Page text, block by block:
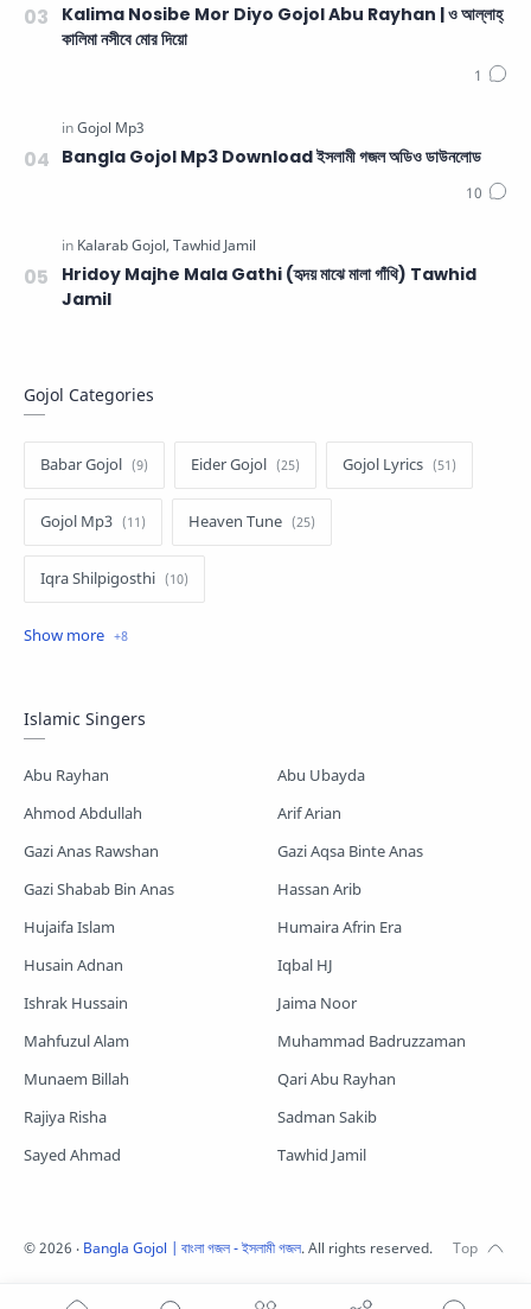
Kalima Nosibe Mor Diyo Gojol Abu Rayhan | ও আল্লাহ্‌
কালিমা নসীবে মোর দিয়ো
Bangla Gojol Mp3 Download ইসলামী গজল অডিও ডাউনলোড
Hridoy Majhe Mala Gathi (হৃদয় মাঝে মালা গাঁথি) Tawhid
Jamil
Gojol Categories
Babar Gojol Eider Gojol Gojol Lyrics
Gojol Mp3 Heaven Tune
Iqra Shilpigosthi
Islamic Story
Shopnoshiri
Islamic Singers
Abu Rayhan
Abu Ubayda
Ahmod Abdullah
Arif Arian
Gazi Anas Rawshan
Gazi Aqsa Binte Anas
Gazi Shabab Bin Anas
Hassan Arib
Hujaifa Islam
Humaira Afrin Era
Husain Adnan
Iqbal HJ
Ishrak Hussain
Jaima Noor
Mahfuzul Alam
Muhammad Badruzzaman
Munaem Billah
Qari Abu Rayhan
Rajiya Risha
Sadman Sakib
Sayed Ahmad
Tawhid Jamil
©2026 ‧ Bangla Gojol | বাংলা গজল - ইসলামী গজল. All rights reserved.